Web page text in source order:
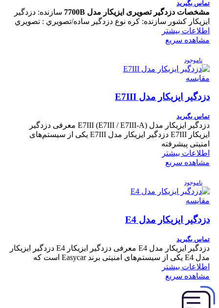
تماس بگیرید
مشخصات دزدگير تصویری ایزیکار مدل 7700B
سازنده: دزدگیر
ایزیکار کشور سازنده: کره نوع دزدگير ساده/تصويري : تصويري
اطلاعات بیشتر
مشاهده سریع
ناموجود
مقایسه
دزدگیر ایزیکار مدل E7III
تماس بگیرید
دزدگیر ایزیکار مدل E7III (E7III / E7III-A) معرفی دزدگیر
ایزیکار E7III دزدگیر ایزیکار مدل E7III یکی از سیستم‌های
امنیتی پیشرفته
اطلاعات بیشتر
مشاهده سریع
ناموجود
مقایسه
دزدگیر ایزیکار مدل E4
تماس بگیرید
دزدگیر ایزیکار مدل E4 معرفی دزدگیر ایزیکار E4 دزدگیر ایزیکار
مدل E4 یکی از سیستم‌های امنیتی برند Easycar است که
اطلاعات بیشتر
مشاهده سریع